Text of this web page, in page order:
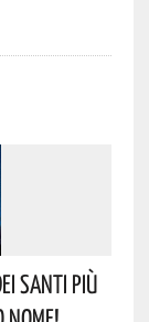
Santi Più